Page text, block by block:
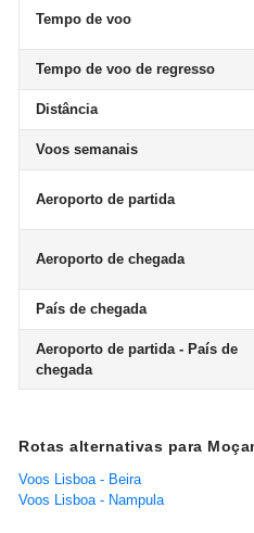
Tempo de voo
Tempo de voo de regresso
Distância
Voos semanais
Aeroporto de partida
Aeroporto de chegada
País de chegada
Aeroporto de partida - País de
chegada
Rotas alternativas para
Voos Lisboa - Beira
Voos Lisboa - Nampula